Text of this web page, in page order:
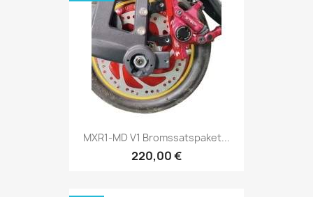
MXR1-MD V1 Bromssatspaket...
220,00 €